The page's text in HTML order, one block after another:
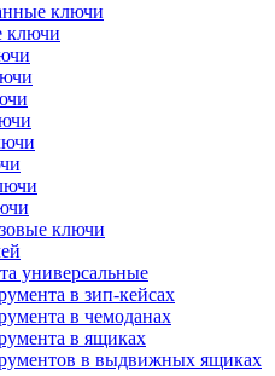
ключи
ключи
ключи
универсальные
в зип-кейсах
в чемоданах
в ящиках
в выдвижных ящиках